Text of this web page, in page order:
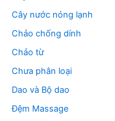
Cây nước nóng lạnh
Chảo chống dính
Chảo từ
Chưa phân loại
Dao và Bộ dao
Đệm Massage